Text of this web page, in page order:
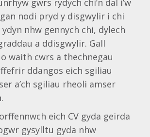
gwrs rydych chi’n dal i’w
nodi pryd y disgwylir i chi
nhw gennych chi, dylech
a ddisgwylir. Gall
waith cwrs a thechnegau
ddangos eich sgiliau
a’ch sgiliau rheoli amser
eich CV gyda geirda
gysylltu gyda nhw